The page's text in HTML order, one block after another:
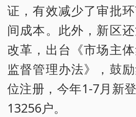
证，有效减少了审批
间成本。此外，新区
改革，出台《市场主
监督管理办法》，鼓
位注册，今年1-7月新
13256户。